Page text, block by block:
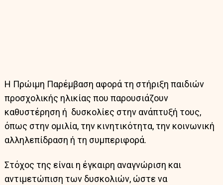
Η Πρώιμη Παρέμβαση αφορά τη στήριξη παιδιών
προσχολικής ηλικίας που παρουσιάζουν
καθυστέρηση ή δυσκολίες στην ανάπτυξή τους,
όπως στην ομιλία, την κινητικότητα, την κοινωνική
αλληλεπίδραση ή τη συμπεριφορά.
Στόχος της είναι η έγκαιρη αναγνώριση και
αντιμετώπιση των δυσκολιών, ώστε να